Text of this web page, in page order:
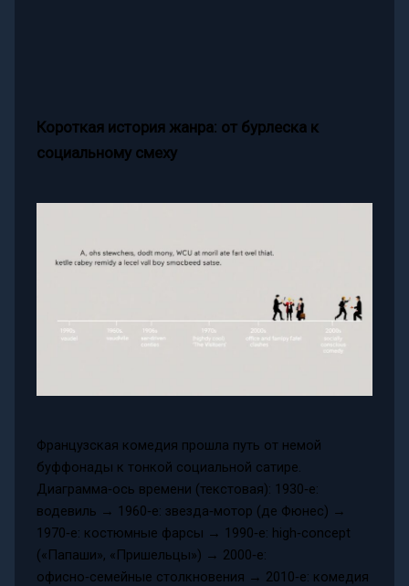
Короткая история жанра: от бурлеска к
социальному смеху
Французская комедия прошла путь от немой
буффонады к тонкой социальной сатире.
Диаграмма‑ось времени (текстовая): 1930‑е:
водевиль → 1960‑е: звезда‑мотор (де Фюнес) →
1970‑е: костюмные фарсы → 1990‑е: high‑concept
(«Папаши», «Пришельцы») → 2000‑е:
офисно‑семейные столкновения → 2010‑е: комедия